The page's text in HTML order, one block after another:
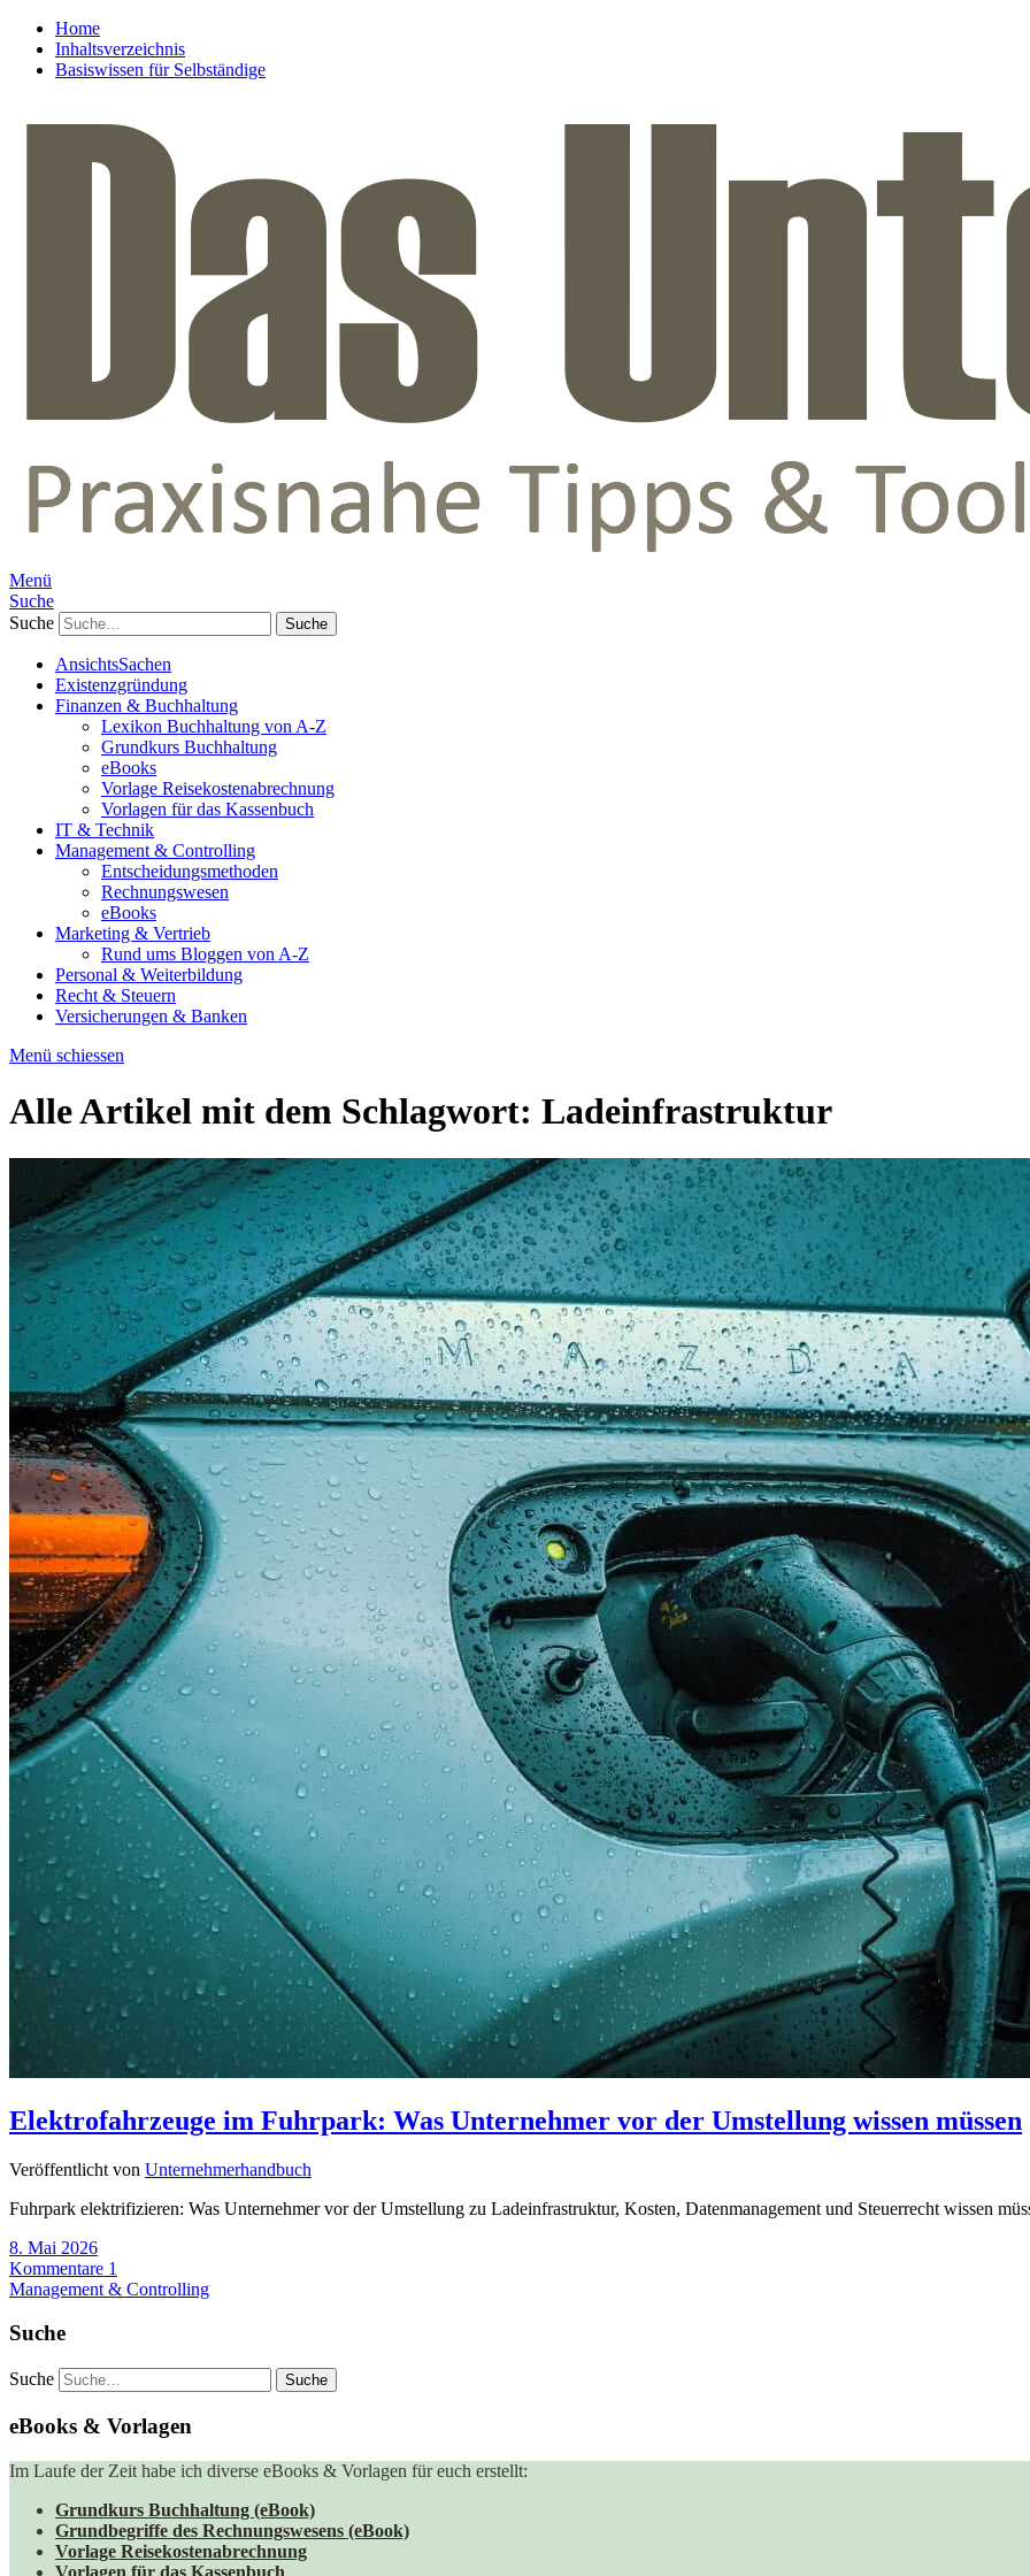
Home
Inhaltsverzeichnis
Basiswissen für Selbständige
Menü
Suche
Suche
AnsichtsSachen
Existenzgründung
Finanzen & Buchhaltung
Lexikon Buchhaltung von A-Z
Grundkurs Buchhaltung
eBooks
Vorlage Reisekostenabrechnung
Vorlagen für das Kassenbuch
IT & Technik
Management & Controlling
Entscheidungsmethoden
Rechnungswesen
eBooks
Marketing & Vertrieb
Rund ums Bloggen von A-Z
Personal & Weiterbildung
Recht & Steuern
Versicherungen & Banken
Menü schiessen
Alle Artikel mit dem Schlagwort: Ladeinfrastruktur
Elektrofahrzeuge im Fuhrpark: Was Unternehmer vor der Umstellung wissen müssen
Veröffentlicht von Unternehmerhandbuch
Fuhrpark elektrifizieren: Was Unternehmer vor der Umstellung zu Ladeinfrastruktur, Kosten, Datenmanagement und Steuerrecht wissen
8. Mai 2026
Kommentare 1
Management & Controlling
Suche
Suche
eBooks & Vorlagen
Im Laufe der Zeit habe ich diverse eBooks & Vorlagen für euch erstellt:
Grundkurs Buchhaltung (eBook)
Grundbegriffe des Rechnungswesens (eBook)
Vorlage Reisekostenabrechnung
Vorlagen für das Kassenbuch